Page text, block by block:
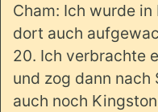
Cham: Ich wurde
dort auch
20. Ich verbrachte
und zog dann nach
auch noch